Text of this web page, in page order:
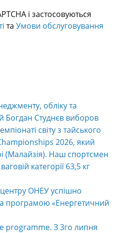
і застосовуються
та Умови обслуговування
обліку та
Богдан Студнєв виборов
світу з тайського
2026, який
(Малайзія). Наш спортсмен
категорії 63,5 кг
центру ОНЕУ успішно
програмою «Енергетичний
programme. З 3го липня